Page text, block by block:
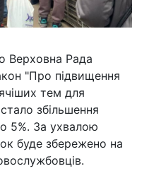
Верховна Рада
"Про підвищення
тем для
збільшення
5%. За ухвалою
буде збережено на